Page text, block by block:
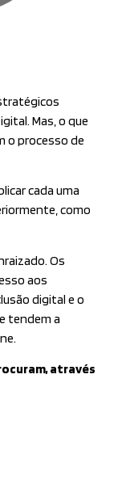
Mas, o que
o processo de
cada uma
como
Os
aos
digital e o
tendem a
através